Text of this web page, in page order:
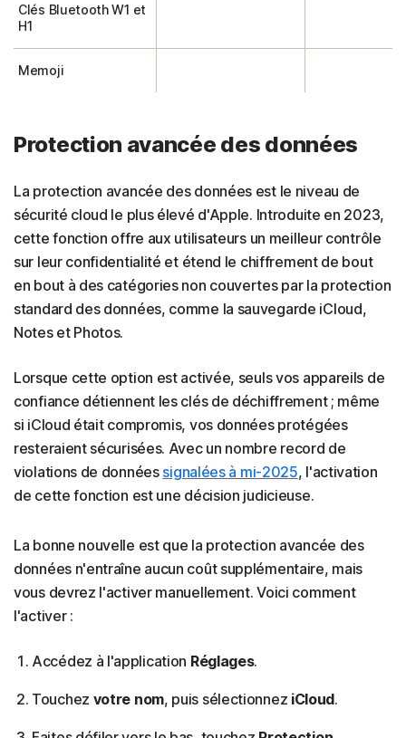
Clés Bluetooth W1 et
H1
Memoji
Protection avancée des données
La protection avancée des données est le niveau de
sécurité cloud le plus élevé d'Apple. Introduite en 2023,
cette fonction offre aux utilisateurs un meilleur contrôle
sur leur confidentialité et étend le chiffrement de bout
en bout à des catégories non couvertes par la protection
standard des données, comme la sauvegarde iCloud,
Notes et Photos.
Lorsque cette option est activée, seuls vos appareils de
confiance détiennent les clés de déchiffrement ; même
si iCloud était compromis, vos données protégées
resteraient sécurisées. Avec un nombre record de
violations de données signalées à mi-2025, l'activation
de cette fonction est une décision judicieuse.
La bonne nouvelle est que la protection avancée des
données n'entraîne aucun coût supplémentaire, mais
vous devrez l'activer manuellement. Voici comment
l'activer :
Accédez à l'application Réglages.
Touchez votre nom, puis sélectionnez iCloud.